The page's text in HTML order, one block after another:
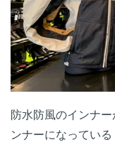
防水防風のインナ
ンナーになっている